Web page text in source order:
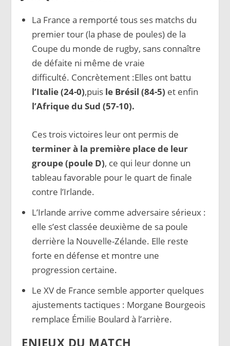
La France a remporté tous ses matchs du
premier tour (la phase de poules) de la
Coupe du monde de rugby, sans connaître
de défaite ni même de vraie
difficulté. Concrètement :Elles ont battu
l’Italie (24-0),puis le Brésil (84-5) et enfin
l’Afrique du Sud (57-10).
Ces trois victoires leur ont permis de
terminer à la première place de leur
groupe (poule D), ce qui leur donne un
tableau favorable pour le quart de finale
contre l’Irlande.
L’Irlande arrive comme adversaire sérieux :
elle s’est classée deuxième de sa poule
derrière la Nouvelle-Zélande. Elle reste
forte en défense et montre une
progression certaine.
Le XV de France semble apporter quelques
ajustements tactiques : Morgane Bourgeois
remplace Émilie Boulard à l’arrière.
ENJEUX DU MATCH